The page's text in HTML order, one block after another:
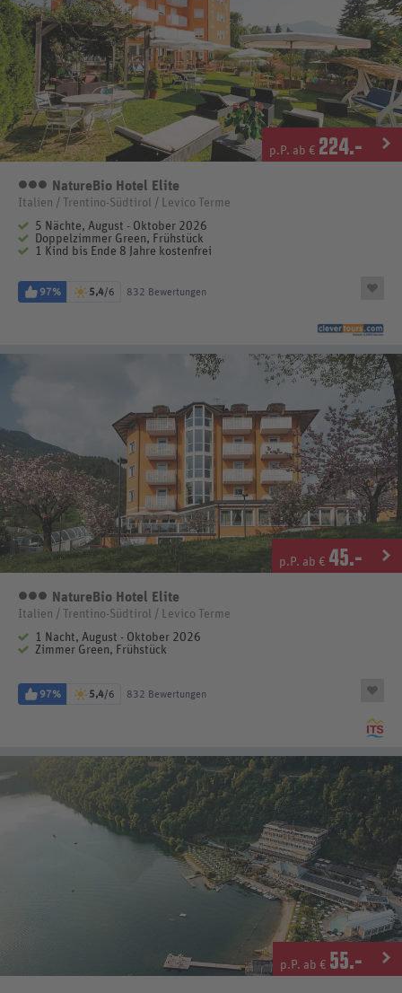
p.P. ab € 224.-
3 Sterne
NatureBio Hotel Elite
Italien / Trentino-Südtirol / Levico Terme
5 Nächte, August - Oktober 2026
Doppelzimmer Green, Frühstück
1 Kind bis Ende 8 Jahre kostenfrei
97% 5,4/6 832 Bewertungen
p.P. ab € 45.-
3 Sterne
NatureBio Hotel Elite
Italien / Trentino-Südtirol / Levico Terme
1 Nacht, August - Oktober 2026
Zimmer Green, Frühstück
97% 5,4/6 832 Bewertungen
p.P. ab € 55.-